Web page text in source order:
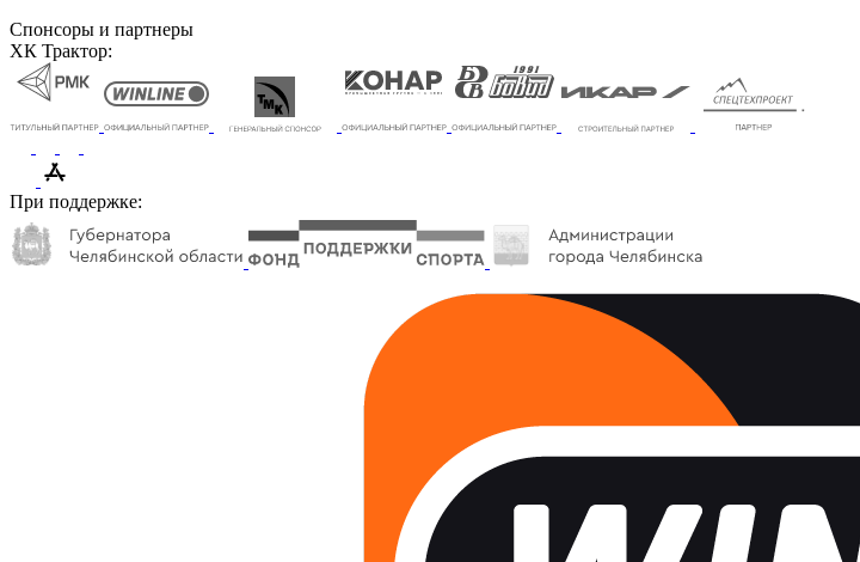
Спонсоры и партнеры
ХК Трактор:
При поддержке: